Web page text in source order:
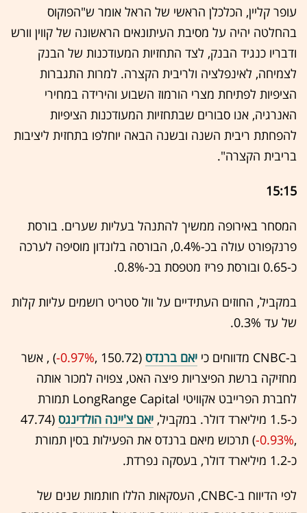
עופר קליין, הכלכלן הראשי של הראל אומר ש"הפוקוס
בהחלטה יהיה על מסיבת העיתונאים הראשונה של קווין וורש
ודבריו כנגיד הבנק, לצד התחזיות המעודכנות של הבנק
לצמיחה, לאינפלציה ולריבית הקצרה. למרות התגברות
הציפיות לפתיחת מצרי הורמוז השבוע והירידה במחירי
האנרגיה, אנו סבורים שבתחזיות המעודכנות הציפיות
להפחתת ריבית השנה ובשנה הבאה יוחלפו בתחזית ליציבות
בריבית הקצרה".
15:15
המסחר באירופה ממשיך להתנהל בעליות שערים. בורסת
פרנקפורט עולה בכ-0.4%, הבורסה בלונדון מוסיפה לערכה
כ-0.65 ובורסת פריז מטפסת בכ-0.8%.
במקביל, החוזים העתידיים על וול סטריט רושמים עליות קלות
של עד 0.3%.
ב-CNBC מדווחים כי יאם ברנדס (150.72 ,‎
-0.97%‏) , אשר
מחזיקה ברשת הפיצריות פיצה האט, צפויה למכור אותה
לחברת הפרייבט אקוויטי LongRange Capital תמורת
כ-1.5 מיליארד דולר. במקביל,
יאם צ'יינה הולדינגס (47.74
,‎
-0.93%‏) תרכוש מיאם ברנדס את הפעילות בסין תמורת
כ-1.2 מיליארד דולר, בעסקה נפרדת.
לפי הדיווח ב-CNBC, העסקאות הללו חותמות שנים של